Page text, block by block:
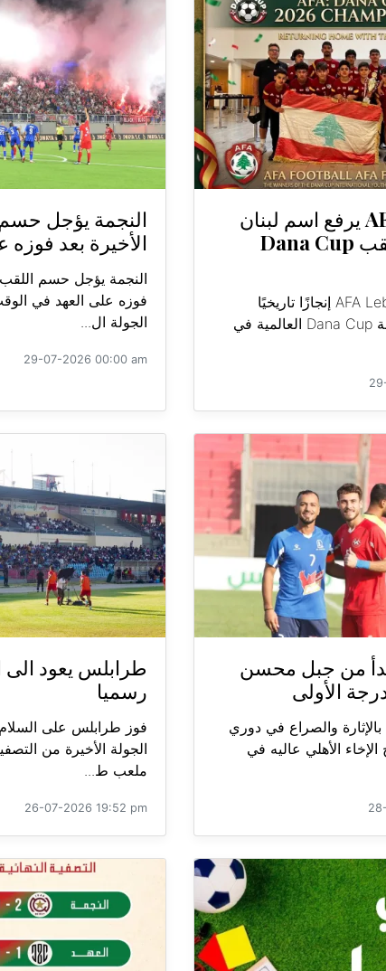
AFA Lebanon يرفع اسم لبنان
عاليًا ويتوج بلقب Dana Cup
حقق فريق AFA Lebanon إنجازًا تاريخيًا
بإحرازه لقب بطولة Dana Cup العالمية في
النجمة يؤجل
الأخيرة بعد فوزه
النجمة يؤجل حسم اللقب
الجولة ال...
29-07-2026 00:00 am
من جبل محسن
الأولى
والصراع في دوري
الإخاء الأهلي عاليه في
طرابلس يعود الى
رسميا
الجولة الأخيرة من
ملعب ط...
26-07-2026 19:52 pm